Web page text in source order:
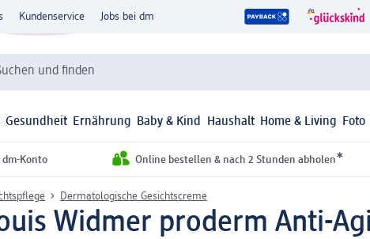
Kundenservice Jobs bei dm
und finden
Gesundheit Ernährung Baby & Kind Haushalt Home & Living Foto
dm-Konto Online bestellen & nach 2 Stunden abholen*
Dermatologische Gesichtscreme
Widmer proderm Anti-